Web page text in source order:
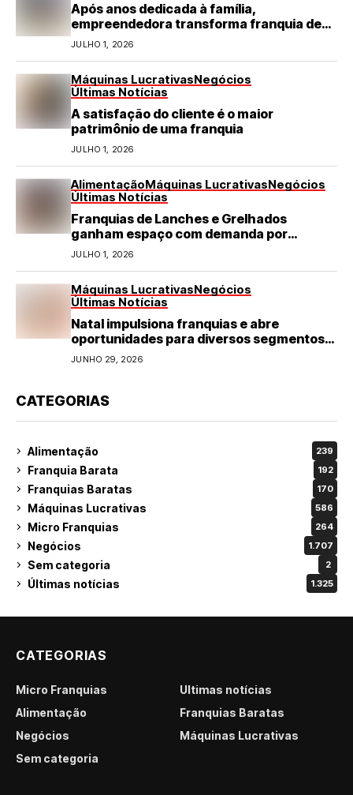
Após anos dedicada à família,
empreendedora transforma franquia de
turismo em negócio de destaque no RN
JULHO 1, 2026
Máquinas LucrativasNegócios
Últimas Notícias
A satisfação do cliente é o maior
patrimônio de uma franquia
JULHO 1, 2026
AlimentaçãoMáquinas LucrativasNegócios
Últimas Notícias
Franquias de Lanches e Grelhados
ganham espaço com demanda por
refeições rápidas e de qualidade
JULHO 1, 2026
Máquinas LucrativasNegócios
Últimas Notícias
Natal impulsiona franquias e abre
oportunidades para diversos segmentos
do varejo
JUNHO 29, 2026
CATEGORIAS
Alimentação 239
Franquia Barata 192
Franquias Baratas 170
Máquinas Lucrativas 586
Micro Franquias 264
Negócios 1.707
Sem categoria 2
Últimas notícias 1.325
CATEGORIAS
Micro Franquias
Últimas notícias
Alimentação
Franquias Baratas
Negócios
Máquinas Lucrativas
Sem categoria